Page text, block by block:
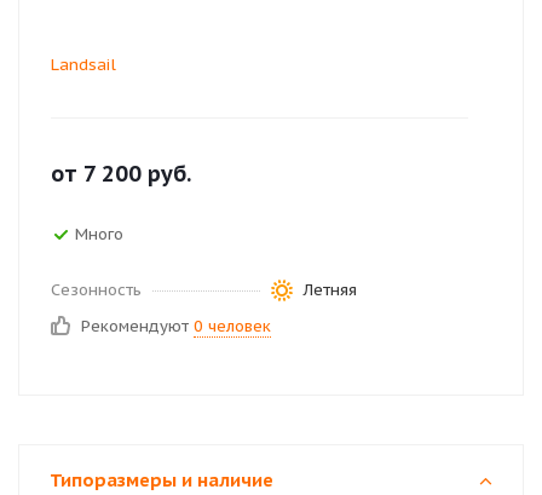
Landsail
от 7 200 руб.
Много
Сезонность
Летняя
Рекомендуют 0 человек
Типоразмеры и наличие